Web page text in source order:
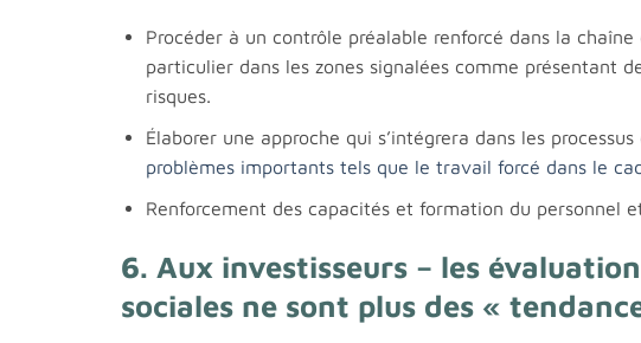
Procéder à un contrôle préalable renforcé dans la
particulier dans les zones signalées comme présentant
risques.
Élaborer une approche qui s’intégrera dans les
problèmes importants tels que le travail forcé dans le
Renforcement des capacités et formation du personnel
6. Aux investisseurs – les
sociales ne sont plus des «